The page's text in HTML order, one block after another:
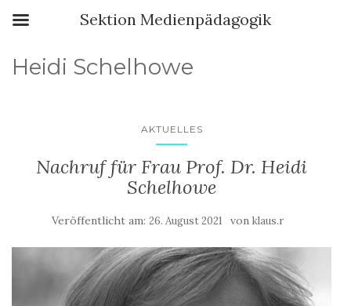
Heidi Schelhowe
AKTUELLES
Nachruf für Frau Prof. Dr. Heidi
Schelhowe
Veröffentlicht am: 26. August 2021 von klaus.r
Sektion Medienpädagogik